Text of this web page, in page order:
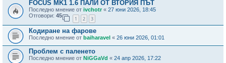
FOCUS MK1 1.6 ПАЛИ ОТ ВТОРИЯ ПЪТ
Последно мнение от ivchotr « 27 юни 2026, 18:45
Отговори: 45
1 2 3
Кодиране на фарове
Последно мнение от baiharavel « 26 юни 2026, 01:01
Проблем с паленето
Последно мнение от NiGGaVd « 24 апр 2026, 17:22